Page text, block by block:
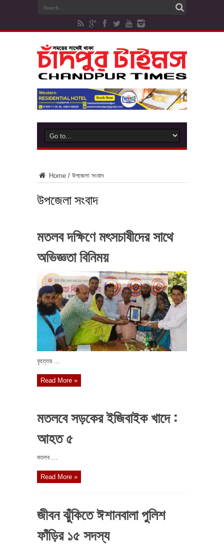
Home / উপজেলা সংবাদ
উপজেলা সংবাদ
মতলব দক্ষিণে মৎসচাষীদের সাথে
অভিজ্ঞতা বিনিময়
বৃহত্তর ...
Read More »
মতলবে সড়কের ইজিবাইক খাদে :
আহত ৫
মতলব ...
Read More »
জীবন ঝুঁকিতে ঈশানবালা পুলিশ
ফাঁড়ির ১৫ সদস্য